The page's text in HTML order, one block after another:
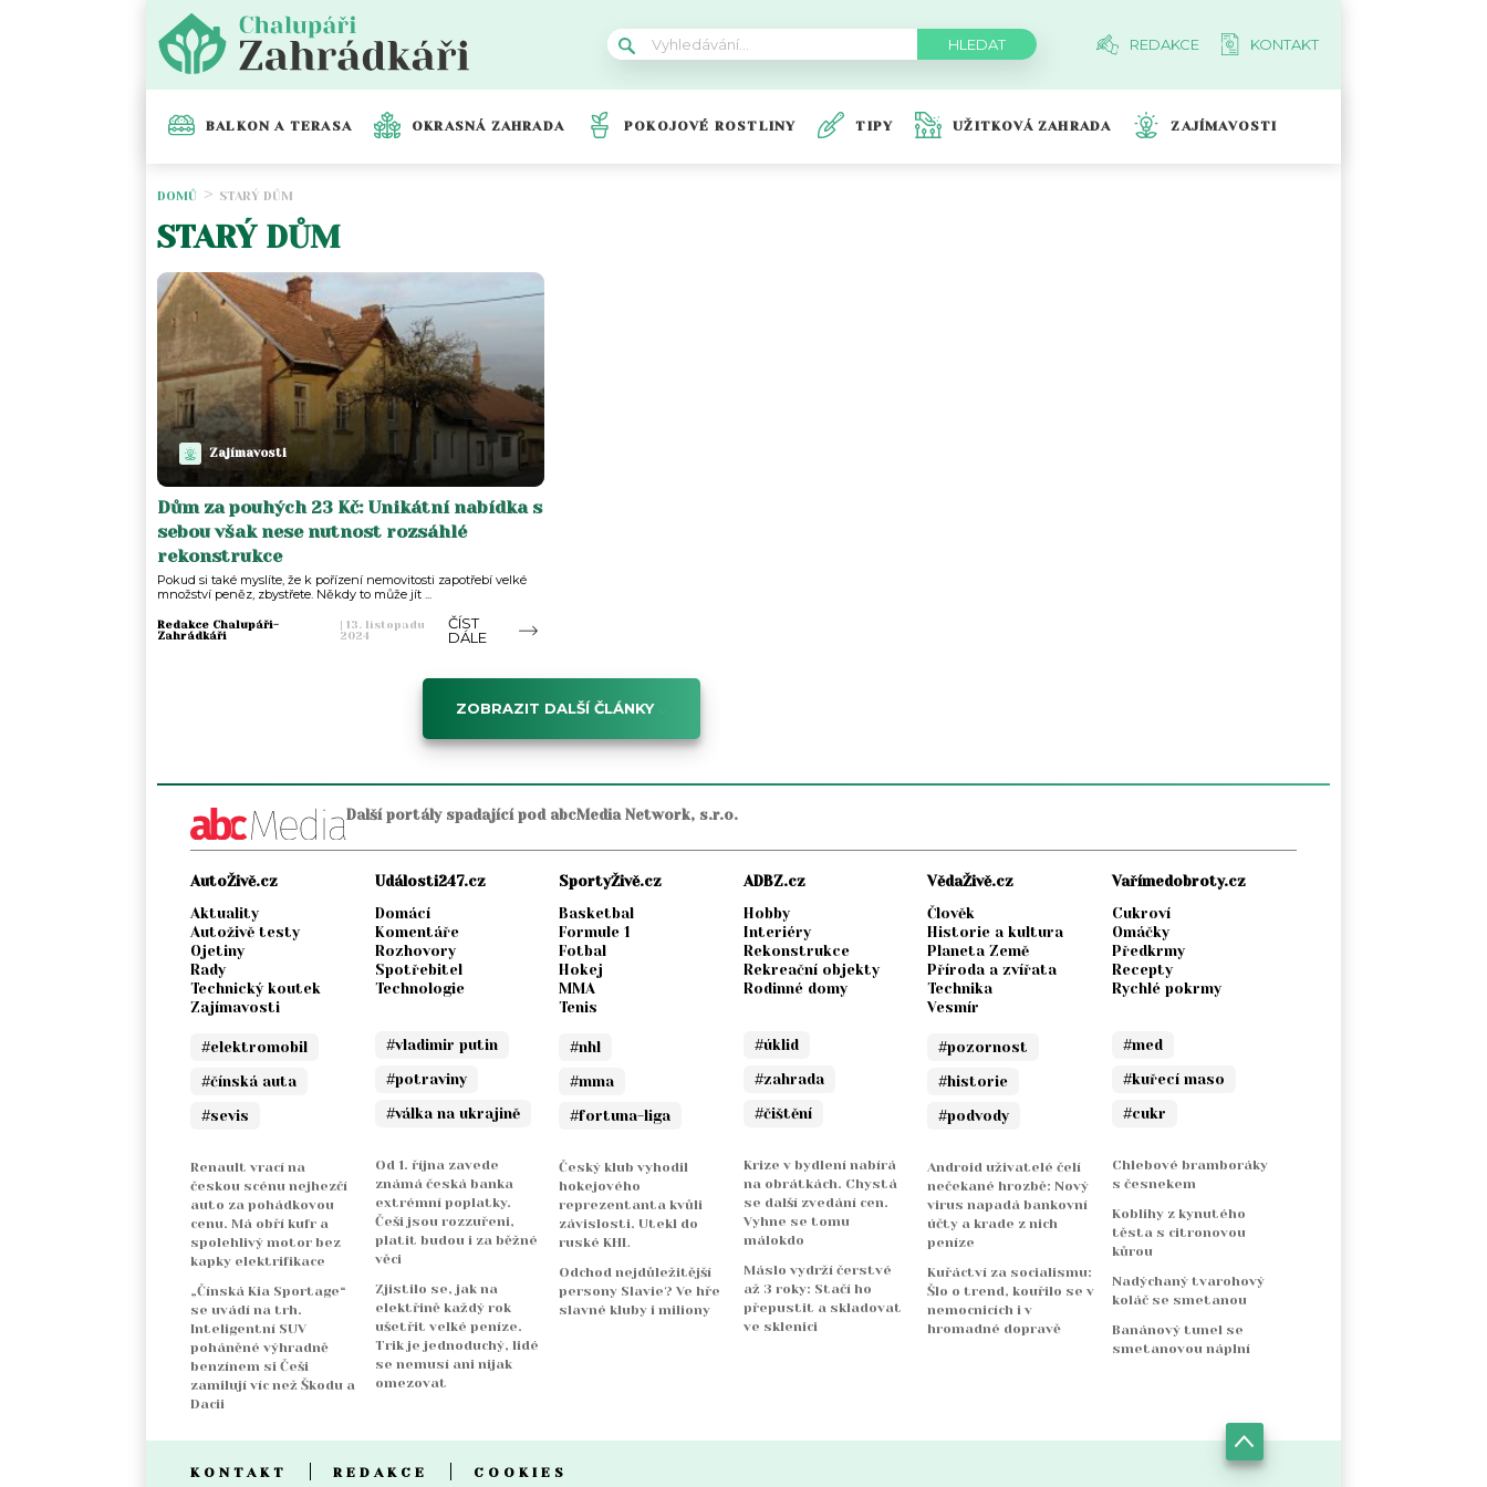
REDAKCE KONTAKT
BALKON A TERASA OKRASNÁ ZAHRADA POKOJOVÉ ROSTLINY TIPY UŽITKOVÁ ZAHRADA ZAJÍMAVOSTI
DOMŮ STARÝ DŮM
STARÝ DŮM
Zajímavosti
Dům za pouhých 23 Kč: Unikátní nabídka s
sebou však nese nutnost rozsáhlé
rekonstrukce
Pokud si také myslíte, že k pořízení nemovitosti zapotřebí velké
množství peněz, zbystřete. Někdy to může jít ...
Redakce Chalupáři-
Zahrádkáři
| 13. listopadu
2024
ČÍST
DÁLE
ZOBRAZIT DALŠÍ ČLÁNKY
Další portály spadající pod abcMedia Network, s.r.o.
AutoŽivě.cz
Aktuality
Autoživě testy
Ojetiny
Rady
Technický koutek
Zajímavosti
#elektromobil
#čínská auta
#sevis
Renault vrací na
českou scénu nejhezčí
auto za pohádkovou
cenu. Má obří kufr a
spolehlivý motor bez
kapky elektrifikace
„Čínská Kia Sportage“
se uvádí na trh.
Inteligentní SUV
poháněné výhradně
benzínem si Češi
zamilují víc než Škodu a
Dacii
Události247.cz
Domácí
Komentáře
Rozhovory
Spotřebitel
Technologie
#vladimir putin
#potraviny
#válka na ukrajině
Od 1. října zavede
známá česká banka
extrémní poplatky.
Češi jsou rozzuřeni,
platit budou i za běžné
věci
Zjistilo se, jak na
elektřině každý rok
ušetřit velké peníze.
Trik je jednoduchý, lidé
se nemusí ani nijak
omezovat
SportyŽivě.cz
Basketbal
Formule 1
Fotbal
Hokej
MMA
Tenis
#nhl
#mma
#fortuna-liga
Český klub vyhodil
hokejového
reprezentanta kvůli
závislosti. Utekl do
ruské KHL
Odchod nejdůležitější
persony Slavie? Ve hře
slavné kluby i miliony
ADBZ.cz
Hobby
Interiéry
Rekonstrukce
Rekreační objekty
Rodinné domy
#úklid
#zahrada
#čištění
Krize v bydlení nabírá
na obrátkách. Chystá
se další zvedání cen.
Vyhne se tomu
málokdo
Máslo vydrží čerstvé
až 3 roky: Stačí ho
přepustit a skladovat
ve sklenici
VědaŽivě.cz
Člověk
Historie a kultura
Planeta Země
Příroda a zvířata
Technika
Vesmír
#pozornost
#historie
#podvody
Android uživatelé čelí
nečekané hrozbě: Nový
virus napadá bankovní
účty a krade z nich
peníze
Kuřáctví za socialismu:
Šlo o trend, kouřilo se v
nemocnicích i v
hromadné dopravě
Vařímedobroty.cz
Cukroví
Omáčky
Předkrmy
Recepty
Rychlé pokrmy
#med
#kuřecí maso
#cukr
Chlebové bramboráky
s česnekem
Koblihy z kynutého
těsta s citronovou
kůrou
Nadýchaný tvarohový
koláč se smetanou
Banánový tunel se
smetanovou náplní
KONTAKT REDAKCE COOKIES